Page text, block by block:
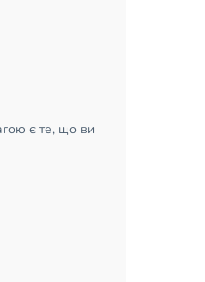
є те, що ви